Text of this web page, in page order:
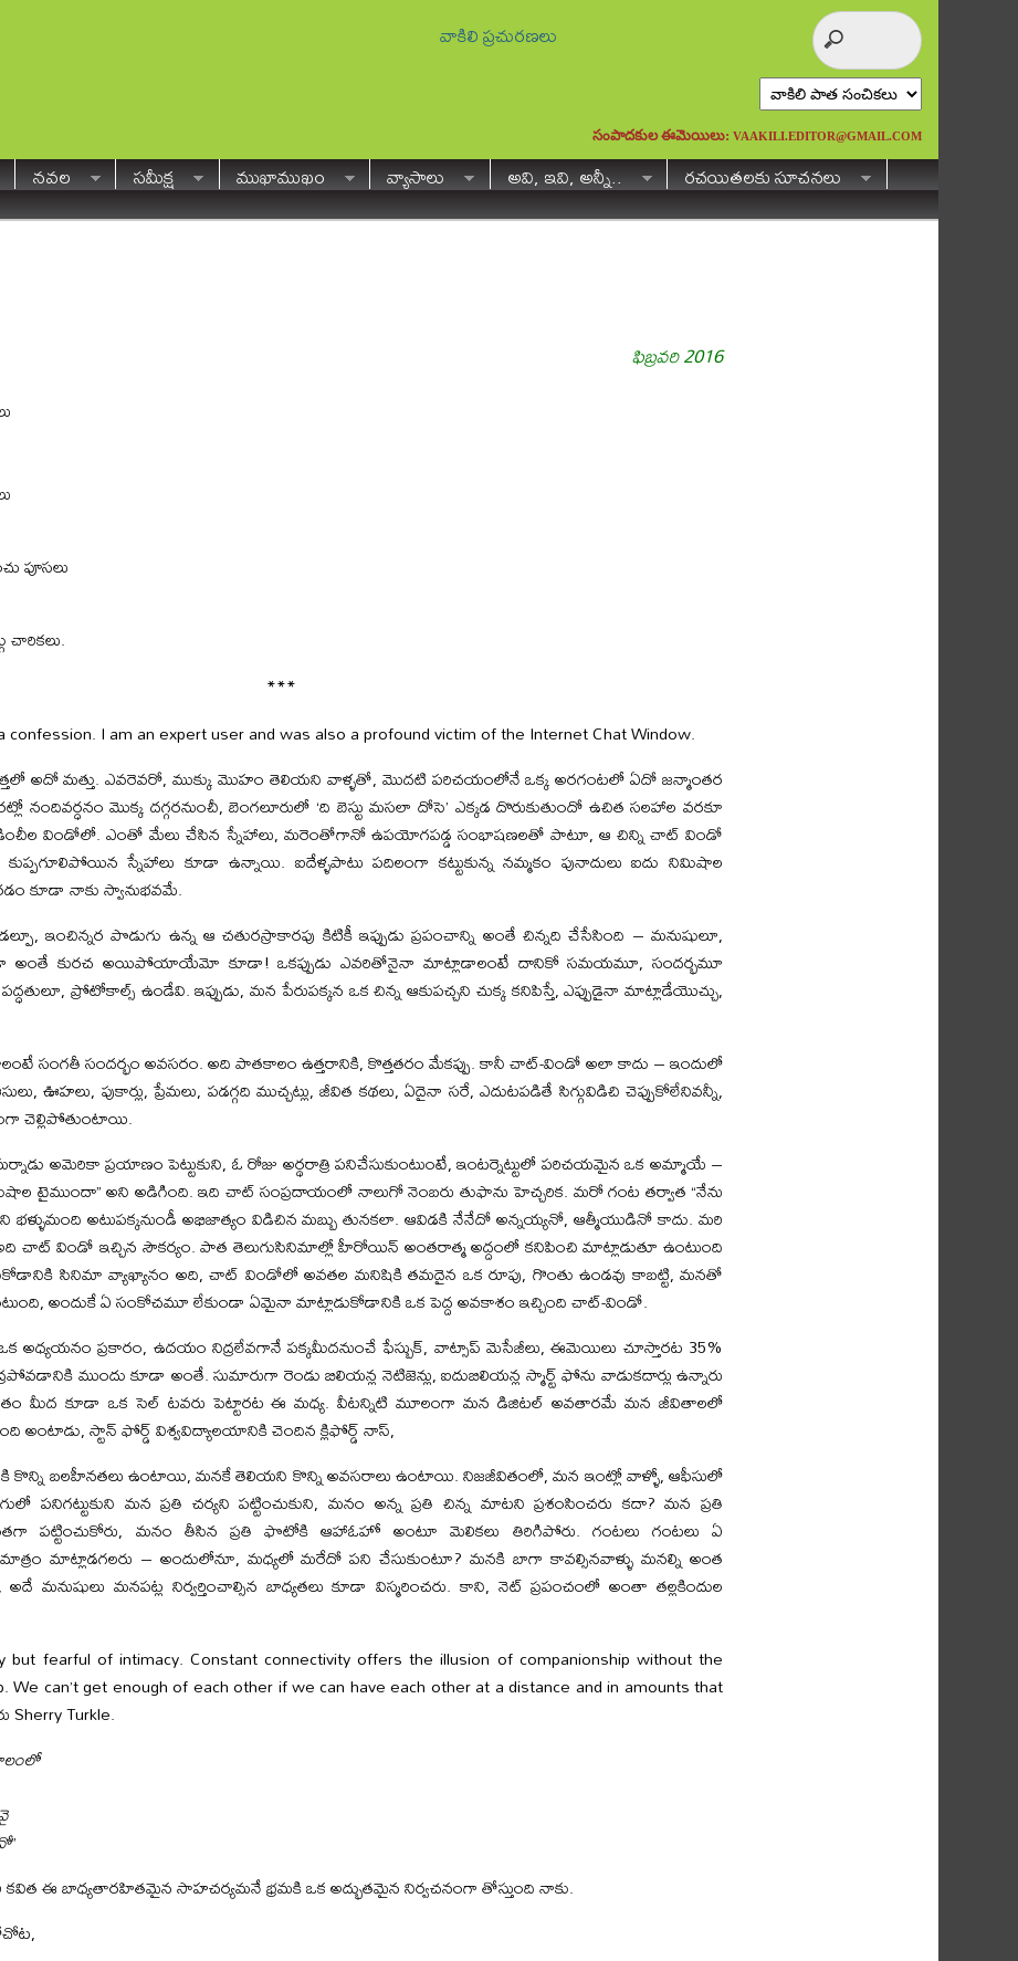
వాకిలి ప్రచురణలు
సంపాదకుల ఈమెయిలు: VAAKILI.EDITOR@GMAIL.COM
నవల సమీక్ష ముఖాముఖం వ్యాసాలు అవి, ఇవి, అన్నీ..
రచయితలకు సూచనలు
ఫిబ్రవరి 2016
పూసలు
చారికలు.
***
confession. I am an expert user and was also a profound victim of the Internet Chat Window.
అదో మత్తు. ఎవరెవరో, ముక్కు మొహం తెలియని వాళ్ళతో, మొదటి పరిచయంలోనే ఒక్క అరగంటలో ఏదో జన్మాంతర
నందివర్ధనం మొక్క దగ్గరనుంచీ, బెంగలూరులో ‘ది బెస్టు మసలా దోసె’ ఎక్కడ దొరుకుతుందో ఉచిత సలహాల వరకూ
విండోలో. ఎంతో మేలు చేసిన స్నేహాలు, మరెంతోగానో ఉపయోగపడ్డ సంభాషణలతో పాటూ, ఆ చిన్ని చాట్ విండో
స్నేహాలు కూడా ఉన్నాయి. ఐదేళ్ళపాటు పదిలంగా కట్టుకున్న నమ్మకం పునాదులు ఐదు నిమిషాల
కూడా నాకు స్వానుభవమే.
ఇంచిన్నర పొడుగు ఉన్న ఆ చతురస్రాకారపు కిటికీ ఇప్పుడు ప్రపంచాన్ని అంతే చిన్నది చేసేసింది – మనుషులూ,
అంతే కురచ అయిపోయాయేమో కూడా! ఒకప్పుడు ఎవరితోనైనా మాట్లాడాలంటే దానికో సమయమూ, సందర్భమూ
ప్రోటోకాల్స్ ఉండేవి. ఇప్పుడు, మన పేరుపక్కన ఒక చిన్న ఆకుపచ్చని చుక్క కనిపిస్తే, ఎప్పుడైనా మాట్లాడేయొచ్చు,
సంగతీ సందర్భం అవసరం. అది పాతకాలం ఉత్తరానికి, కొత్తతరం మేకప్పు. కానీ చాట్-విండో అలా కాదు – ఇందులో
ఊహలు, పుకార్లు, ప్రేమలు, పడగ్గది ముచ్చట్లు, జీవిత కథలు, ఏదైనా సరే, ఎదుటపడితే సిగ్గువిడిచి చెప్పుకోలేనివన్నీ,
చెల్లిపోతుంటాయి.
అమెరికా ప్రయాణం పెట్టుకుని, ఓ రోజు అర్థరాత్రి పనిచేసుకుంటుంటే, ఇంటర్నెట్టులో పరిచయమైన ఒక అమ్మాయే –
టైముందా” అని అడిగింది. ఇది చాట్ సంప్రదాయంలో నాలుగో నెంబరు తుఫాను హెచ్చరిక. మరో గంట తర్వాత “నేను
అటుపక్కనుండీ అభిజాత్యం విడిచిన మబ్బు తునకలా. ఆవిడకి నేనేదో అన్నయ్యనో, ఆత్మీయుడినో కాదు. మరి
చాట్ విండో ఇచ్చిన సౌకర్యం. పాత తెలుగుసినిమాల్లో హీరోయిన్ అంతరాత్మ అద్దంలో కనిపించి మాట్లాడుతూ ఉంటుంది
సినిమా వ్యాఖ్యానం అది, చాట్ విండోలో అవతల మనిషికి తమదైన ఒక రూపు, గొంతు ఉండవు కాబట్టి, మనతో
అందుకే ఏ సంకోచమూ లేకుండా ఏమైనా మాట్లాడుకోడానికి ఒక పెద్ద అవకాశం ఇచ్చింది చాట్-విండో.
అధ్యయనం ప్రకారం, ఉదయం నిద్రలేవగానే పక్కమీదనుంచే ఫేస్బుక్, వాట్సాప్ మెసేజీలు, ఈమెయిలు చూస్తారట 35%
ముందు కూడా అంతే. సుమారుగా రెండు బిలియన్ల నెటిజెన్లు, ఐదుబిలియన్ల స్మార్ట్ ఫోను వాడుకదార్లు ఉన్నారు
మీద కూడా ఒక సెల్ టవరు పెట్టారట ఈ మధ్య. వీటన్నిటి మూలంగా మన డిజిటల్ అవతారమే మన జీవితాలలో
అంటాడు, స్టాన్ ఫోర్డ్ విశ్వవిద్యాలయానికి చెందిన క్లిఫోర్డ్ నాస్,
బలహీనతలు ఉంటాయి, మనకే తెలియని కొన్ని అవసరాలు ఉంటాయి. నిజజీవితంలో, మన ఇంట్లో వాళ్ళో, ఆఫీసులో
మన ప్రతి చర్యని పట్టించుకుని, మనం అన్న ప్రతి చిన్న మాటని ప్రశంసించరు కదా? మన ప్రతి
పట్టించుకోరు, మనం తీసిన ప్రతి ఫొటోకి ఆహాఓహో అంటూ మెలికలు తిరిగిపోరు. గంటలు గంటలు ఏ
మాట్లాడగలరు – అందులోనూ, మధ్యలో మరేదో పని చేసుకుంటూ? మనకి బాగా కావల్సినవాళ్ళు మనల్ని అంత
మనుషులు మనపట్ల నిర్వర్తించాల్సిన బాధ్యతలు కూడా విస్మరించరు. కాని, నెట్ ప్రపంచంలో అంతా తల్లకిందుల
but fearful of intimacy. Constant connectivity offers the illusion of companionship without the
We can’t get enough of each other if we can have each other at a distance and in amounts that
Sherry Turkle.
”
కవిత ఈ బాధ్యతారహితమైన సాహచర్యమనే భ్రమకి ఒక అద్భుతమైన నిర్వచనంగా తోస్తుంది నాకు.